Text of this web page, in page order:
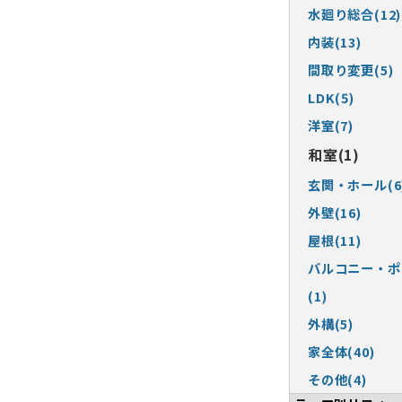
水廻り総合(12)
内装(13)
間取り変更(5)
LDK(5)
洋室(7)
和室(1)
玄関・ホール
外壁(16)
屋根(11)
バルコニー・
(1)
外構(5)
家全体(40)
その他(4)